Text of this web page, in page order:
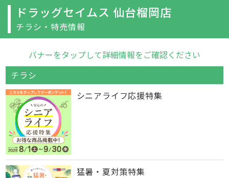
ドラッグセイムス 仙台榴岡店
チラシ・特売情報
バナーをタップして詳細情報をご確認ください
チラシ
シニアライフ応援特集
猛暑・夏対策特集